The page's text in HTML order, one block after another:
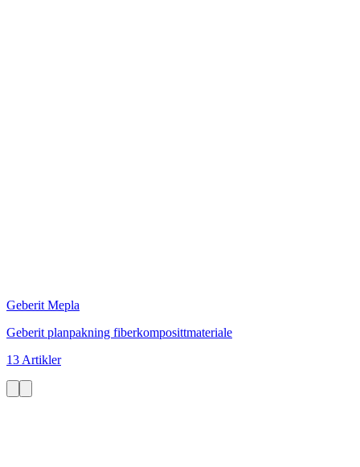
Geberit Mepla
Geberit planpakning fiberkomposittmateriale
13 Artikler